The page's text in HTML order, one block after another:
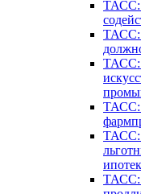
ТАСС:
ТАСС:
ТАСС:
ТАСС:
ТАСС:
ТАСС: